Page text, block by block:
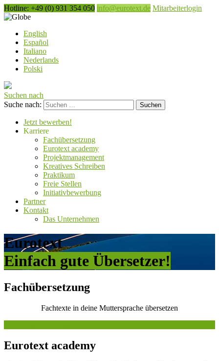
Hotline: +49 (0) 931 354 050 info@eurotext.de Mitarbeiterlogin
English
Español
Italiano
Nederlands
Polski
Suchen nach
Suche nach:
Jetzt bewerben!
Karriere
Fachübersetzung
Eurotext academy
Projektmanagement
Kreatives Schreiben
Praktikum
Freie Stellen
Initiativbewerbung
Partner
Kontakt
Das Unternehmen
Eurotext
Einfach gute Übersetzer!
Fachübersetzung
Fachtexte in deine Muttersprache übersetzen
Eurotext academy